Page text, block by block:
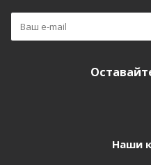
Наши